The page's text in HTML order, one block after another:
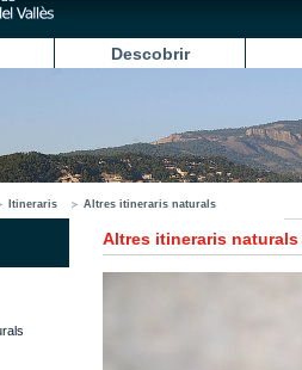
Descobrir
Itineraris Altres itineraris naturals
Altres itineraris naturals